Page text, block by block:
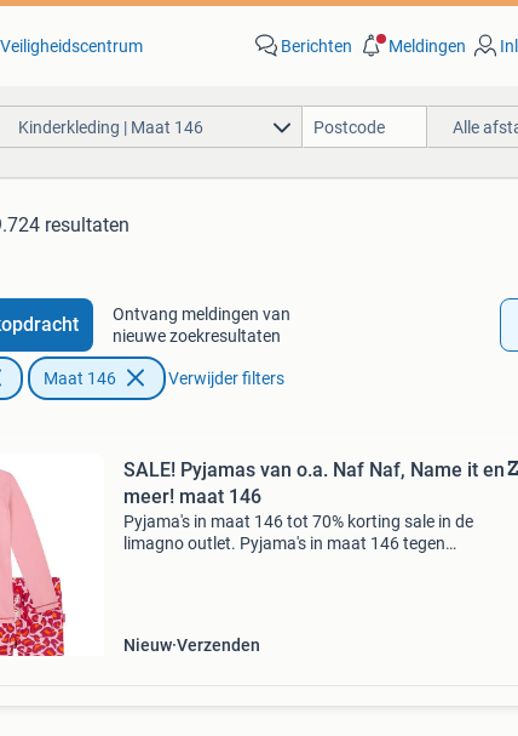
Veiligheidscentrum Berichten Meldingen
Kinderkleding | Maat 146 Alle
resultaten
Ontvang meldingen van
nieuwe zoekresultaten
Maat 146 Verwijder filters
SALE! Pyjamas van o.a. Naf Naf, Name it en
meer! maat 146
Pyjama's in maat 146 tot 70% korting sale in de
limagno outlet. Pyjama's in maat 146 tegen
Nieuw Verzenden